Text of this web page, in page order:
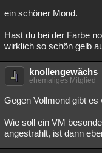
ein schöner Mond.
Hast du bei der Farbe
wirklich so schön gelb
knollengewächs
ehemaliges Mitglied
Gegen Vollmond gibt es
Wie soll ein VM
angestrahlt, ist dann